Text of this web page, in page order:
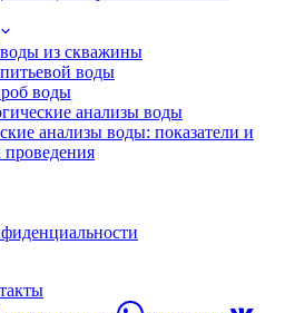
из скважины
воды
воды
анализы воды
анализы воды: показатели и
проведения